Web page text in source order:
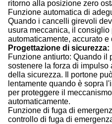
ritorno alla posizione zero
Funzione automatica di
Quando i cancelli girevoli
usura meccanica, il
automaticamente, accurato e
Progettazione di sicurezza:
Funzione antiurto: Quando il
sostenere la forza di
della sicurezza. Il portone
lentamente quando è sopra
per proteggere il
automaticamente.
Funzione di fuga di
controllo di fuga di